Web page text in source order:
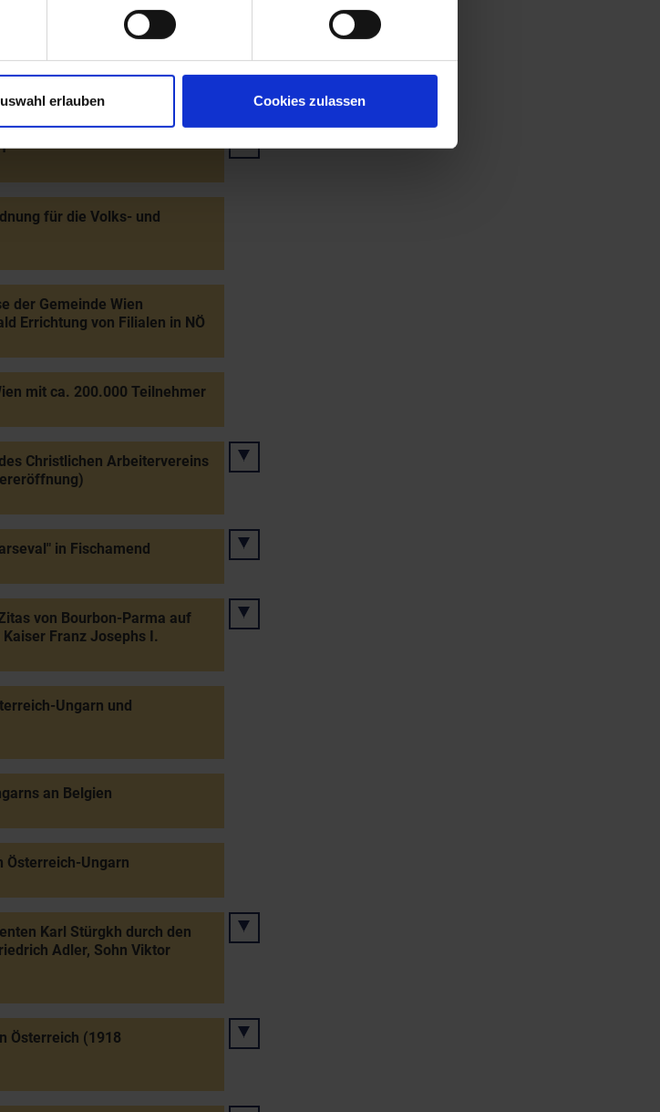
erlauben Cookies zulassen
Bockfließ unter
I.
für die Volks- und
der Gemeinde Wien
Errichtung von Filialen in NÖ
mit ca. 200.000 Teilnehmer
Christlichen Arbeitervereins
in Fischamend
von Bourbon-Parma auf
Franz Josephs I.
Ungarn und
an Belgien
Österreich-Ungarn
Karl Stürgkh durch den
Adler, Sohn Viktor
Österreich (1918